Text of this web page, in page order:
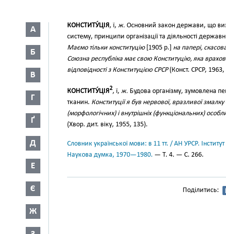
А
Б
В
Г
Ґ
Д
Е
Є
Ж
КОНСТИТУ́ЦІЯ, ї, ж. Основний закон держави, що
систему, принципи організації та діяльності
Маємо тільки конституцію[1905 р.] на папері,
Союзна республіка має свою Конституцію, яка
відповідності з Конституцією СРСР(Конст. СРСР, 1963,
КОНСТИТУ́ЦІЯ2, ї, ж. Будова організму, зумовлена
тканин. Конституції я був нервової, вразливої змалку
(морфологічних) і внутрішніх (функціональних)
(Хвор. дит. віку, 1955, 135).
Словник української мови: в 11 тт. / АН УРСР.
Наукова думка, 1970—1980. — Т. 4. — С. 266.
Поділитись: